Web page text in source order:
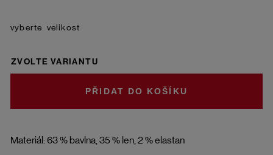
Materiál: 63 % bavlna, 35 % len, 2 % elastan
velikost
ZVOLTE VARIANTU
DO KOŠÍKU